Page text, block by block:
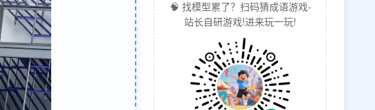
🧠 找模型累了？扫码猜成语游戏-
站长自研游戏!进来玩一玩!